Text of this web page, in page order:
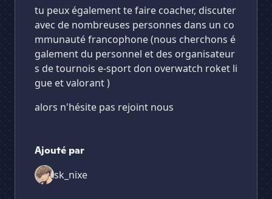
tu peux également te faire coacher, discuter
avec de nombreuses personnes dans un co
mmunauté francophone (nous cherchons é
galement du personnel et des organisateur
s de tournois e-sport don overwatch roket li
gue et valorant )
alors n'hésite pas rejoint nous
Ajouté par
sk_nixe